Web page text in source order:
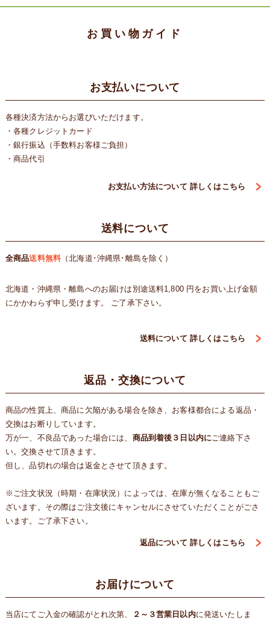
お買い物ガイド
お支払いについて
各種決済方法からお選びいただけます。
・各種クレジットカード
・銀行振込（手数料お客様ご負担）
・商品代引
お支払い方法について 詳しくはこちら
送料について
全商品送料無料（北海道･沖縄県･離島を除く）
北海道・沖縄県・離島へのお届けは別途送料1,800 円をお買い上げ金額
にかかわらず申し受けます。 ご了承下さい。
送料について 詳しくはこちら
返品・交換について
商品の性質上、商品に欠陥がある場合を除き、お客様都合による返品・
交換はお断りしています。
万が一、不良品であった場合には、 商品到着後３日以内にご連絡下さ
い。交換させて頂きます。
但し、品切れの場合は返金とさせて頂きます。
※ご注文状況（時期・在庫状況）によっては、在庫が無くなることもご
ざいます。その際はご注文後にキャンセルにさせていただくことがごさ
います。ご了承下さい。
返品について 詳しくはこちら
お届けについて
当店にてご入金の確認がとれ次第、 ２～３営業日以内に発送いたしま